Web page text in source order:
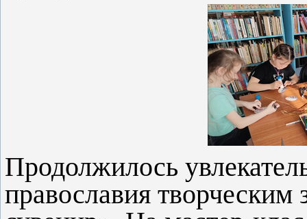
Продолжилось
православия